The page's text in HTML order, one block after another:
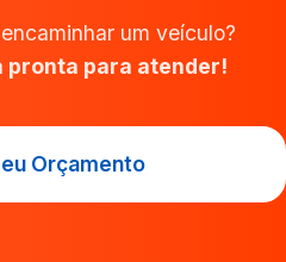
um veículo?
pronta para atender!
Orçamento